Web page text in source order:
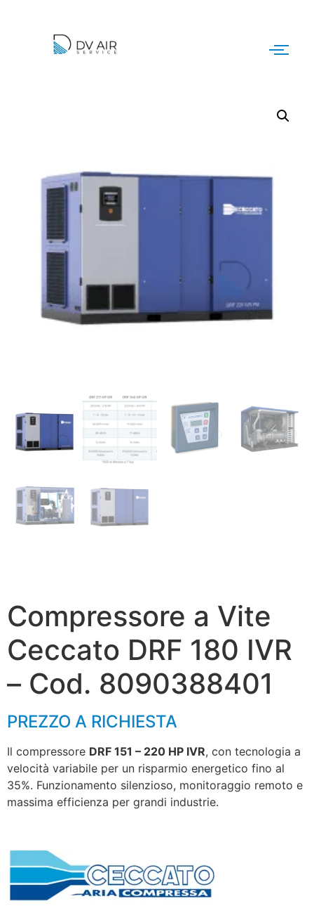
Compressore a Vite
Ceccato DRF 180 IVR
– Cod. 8090388401
PREZZO A RICHIESTA
Il compressore DRF 151 – 220 HP IVR, con tecnologia a
velocità variabile per un risparmio energetico fino al
35%. Funzionamento silenzioso, monitoraggio remoto e
massima efficienza per grandi industrie.